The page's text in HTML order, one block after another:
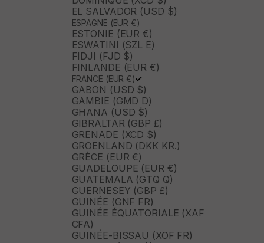
EL SALVADOR (USD $)
ESPAGNE (EUR €)
ESTONIE (EUR €)
ESWATINI (SZL E)
FIDJI (FJD $)
FINLANDE (EUR €)
FRANCE (EUR €)
GABON (USD $)
GAMBIE (GMD D)
GHANA (USD $)
GIBRALTAR (GBP £)
GRENADE (XCD $)
GROENLAND (DKK KR.)
GRÈCE (EUR €)
GUADELOUPE (EUR €)
GUATEMALA (GTQ Q)
GUERNESEY (GBP £)
GUINÉE (GNF FR)
GUINÉE ÉQUATORIALE (XAF
CFA)
GUINÉE-BISSAU (XOF FR)